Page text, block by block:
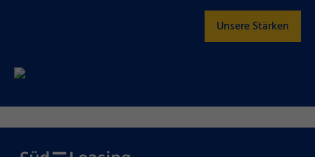
Unsere Stärken